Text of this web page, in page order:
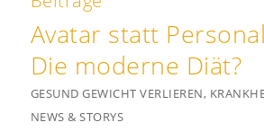
Avatar statt
Die moderne Diät?
GESUND GEWICHT VERLIEREN,
NEWS & STORYS